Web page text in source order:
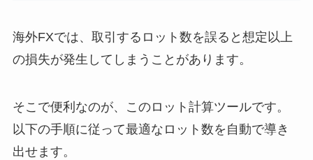
海外FXでは、取引するロット数を誤ると想定以上
の損失が発生してしまうことがあります。
そこで便利なのが、このロット計算ツールです。
以下の手順に従って最適なロット数を自動で導き
出せます。